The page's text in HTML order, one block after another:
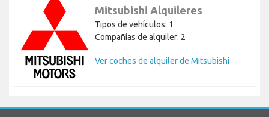
Mitsubishi Alquileres
Tipos de vehículos: 1
Compañías de alquiler: 2
Ver coches de alquiler de Mitsubishi